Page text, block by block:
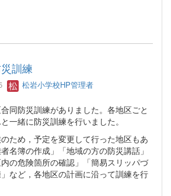
訓練
松岩小学校HP管理者
同防災訓練がありました。各地区ごと
一緒に防災訓練を行いました。
ため，予定を変更して行った地区もあ
名簿の作成」「地域の方の防災講話」
内の危険箇所の確認」「簡易スリッパづ
など，各地区の計画に沿って訓練を行